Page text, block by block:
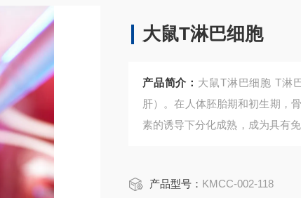
大鼠T淋巴细胞
产品简介： 大鼠T淋巴细胞 T淋巴细胞来源于骨髓的多能干细胞（胚胎期则来源于卵黄囊和
肝）。在人体胚胎期和初生期，
素的诱导下分化成熟，成为具有
产品型号： KMCC-002-118